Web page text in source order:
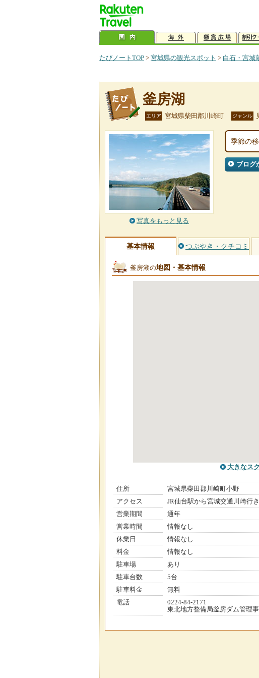
たびノートTOP > 宮城県の観光スポット > 白石・宮城
釜房湖
エリア 宮城県柴田郡川崎町 ジャンル
写真をもっと見る
季節の
ブログ
基本情報 つぶやき・クチコミ
釜房湖の地図・基本情報
大きなス
住所
宮城県柴田郡川崎町小野
アクセス
JR仙台駅から宮城交通川崎行
営業期間
通年
営業時間
情報なし
休業日
情報なし
料金
情報なし
駐車場
あり
駐車台数
5台
駐車料金
無料
電話
0224-84-2171
東北地方整備局釜房ダム管理